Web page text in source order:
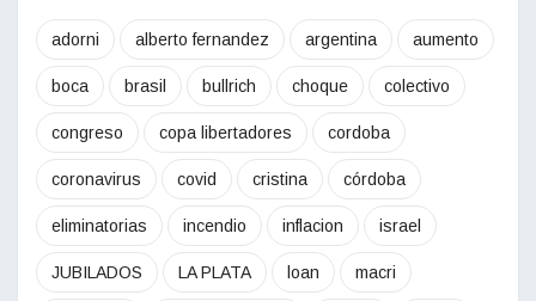
adorni alberto fernandez argentina aumento
boca brasil bullrich choque colectivo
congreso copa libertadores cordoba
coronavirus covid cristina córdoba
eliminatorias incendio inflacion israel
JUBILADOS LA PLATA loan macri